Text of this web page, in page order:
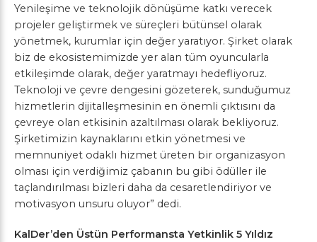
Yenileşime ve teknolojik dönüşüme katkı verecek
projeler geliştirmek ve süreçleri bütünsel olarak
yönetmek, kurumlar için değer yaratıyor. Şirket olarak
biz de ekosistemimizde yer alan tüm oyuncularla
etkileşimde olarak, değer yaratmayı hedefliyoruz.
Teknoloji ve çevre dengesini gözeterek, sunduğumuz
hizmetlerin dijitalleşmesinin en önemli çıktısını da
çevreye olan etkisinin azaltılması olarak bekliyoruz.
Şirketimizin kaynaklarını etkin yönetmesi ve
memnuniyet odaklı hizmet üreten bir organizasyon
olması için verdiğimiz çabanın bu gibi ödüller ile
taçlandırılması bizleri daha da cesaretlendiriyor ve
motivasyon unsuru oluyor” dedi.
KalDer’den Üstün Performansta Yetkinlik 5 Yıldız